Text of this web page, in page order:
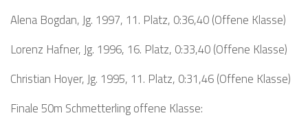
Alena Bogdan, Jg. 1997, 11. Platz, 0:36,40 (Offene Klasse)
Lorenz Hafner, Jg. 1996, 16. Platz, 0:33,40 (Offene Klasse)
Christian Hoyer, Jg. 1995, 11. Platz, 0:31,46 (Offene Klasse)
Finale 50m Schmetterling offene Klasse: